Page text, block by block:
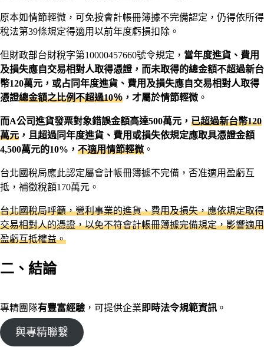
原本如情節輕微，可免按會計帳冊簿據不完備認定，仍得依所得
稅法第39條規定得適用以前年度虧損扣除。
但財政部台財稅字第10000457660號令規定， 當年度進貨、費用
及損失應自交易相對人取得憑證，而未取得的總金額不超過新台
幣120萬元，或占同年度進貨、費用及損失應自交易相對人取得
憑證總金額之比例不超過10％ ，才屬於情節輕微 。
而A公司進貨發票對象錯誤金額高達500萬元， 已超過新台幣120
萬元 ，且超過同年度進貨、費用或損失依規定應取具憑證金額
4,500萬元的10%， 不適用情節輕微 。
台北國稅局應此認定屬會計帳冊簿據不完備，否准適用盈虧互
抵，補徵稅額170萬元。
台北國稅局呼籲，營利事業的進貨、費用及損失，應依規定取得
交易相對人的憑證，以免不符會計帳冊簿據完備規定，影響適用
盈虧互抵權益。
二、結論
專精團隊有豐富經驗 ，可提供企業 即時法令規範資訊 。
與專精聯繫